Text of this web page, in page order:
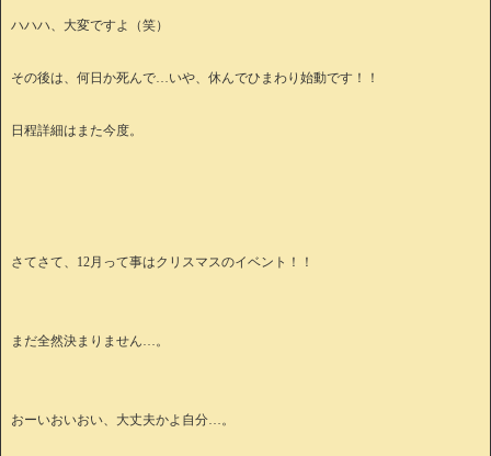
ハハハ、大変ですよ（笑）
その後は、何日か死んで…いや、休んでひまわり始動です！！
日程詳細はまた今度。
さてさて、12月って事はクリスマスのイベント！！
まだ全然決まりません…。
おーいおいおい、大丈夫かよ自分…。